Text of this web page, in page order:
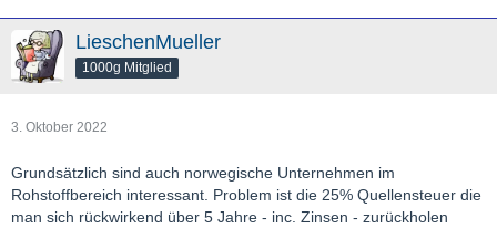
LieschenMueller
1000g Mitglied
3. Oktober 2022
Grundsätzlich sind auch norwegische Unternehmen im
Rohstoffbereich interessant. Problem ist die 25% Quellensteuer die
man sich rückwirkend über 5 Jahre - inc. Zinsen - zurückholen